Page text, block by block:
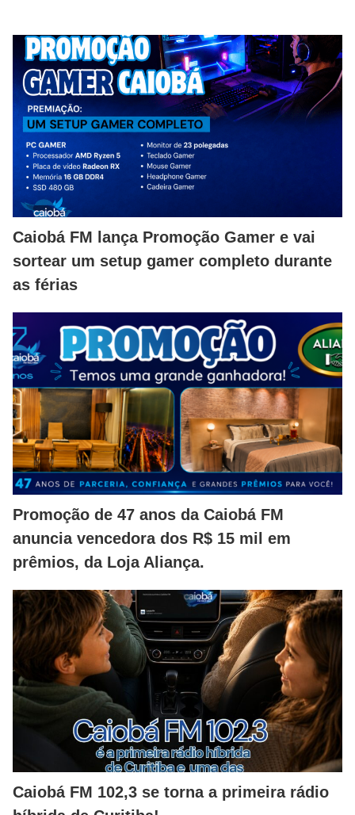
Caiobá FM lança Promoção Gamer e vai
sortear um setup gamer completo durante
as férias
Promoção de 47 anos da Caiobá FM
anuncia vencedora dos R$ 15 mil em
prêmios, da Loja Aliança.
Caiobá FM 102,3 se torna a primeira rádio